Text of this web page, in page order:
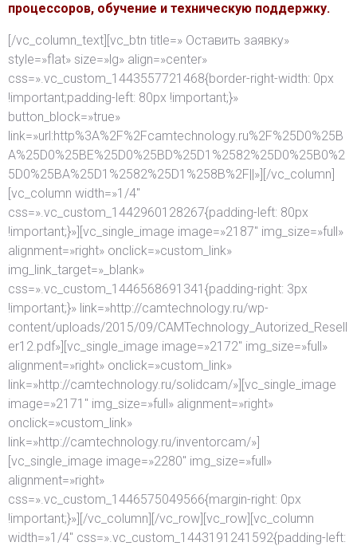
процессоров, обучение и техническую поддержку.
[/vc_column_text][vc_btn title=» Оставить заявку»
style=»flat» size=»lg» align=»center»
css=».vc_custom_1443557721468{border-right-width: 0px
!important;padding-left: 80px !important;}»
button_block=»true»
link=»url:http%3A%2F%2Fcamtechnology.ru%2F%25D0%25B
A%25D0%25BE%25D0%25BD%25D1%2582%25D0%25B0%2
5D0%25BA%25D1%2582%25D1%258B%2F||»][/vc_column]
[vc_column width=»1/4″
css=».vc_custom_1442960128267{padding-left: 80px
!important;}»][vc_single_image image=»2187″ img_size=»full»
alignment=»right» onclick=»custom_link»
img_link_target=»_blank»
css=».vc_custom_1446568691341{padding-right: 3px
!important;}» link=»http://camtechnology.ru/wp-
content/uploads/2015/09/CAMTechnology_Autorized_Resell
er12.pdf»][vc_single_image image=»2172″ img_size=»full»
alignment=»right» onclick=»custom_link»
link=»http://camtechnology.ru/solidcam/»][vc_single_image
image=»2171″ img_size=»full» alignment=»right»
onclick=»custom_link»
link=»http://camtechnology.ru/inventorcam/»]
[vc_single_image image=»2280″ img_size=»full»
alignment=»right»
css=».vc_custom_1446575049566{margin-right: 0px
!important;}»][/vc_column][/vc_row][vc_row][vc_column
width=»1/4″ css=».vc_custom_1443191241592{padding-left: